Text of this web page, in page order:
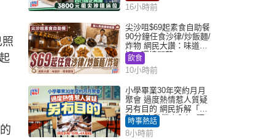
16小時前
尖沙咀$69起素食自助餐
90分鐘任食沙律/炒飯麵/
炸物 網民大讚：味道
好，環境闊落
飲食
10小時前
小學畢業30年突約月月
聚會 過度熱情惹人質疑
另有目的 網民拆解「扮
熟」4大動機｜Juicy叮
時事熱話
8小時前